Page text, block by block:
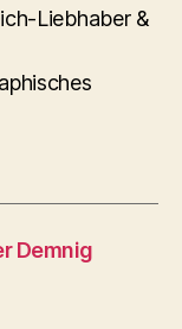
Liebhaber &
Demnig